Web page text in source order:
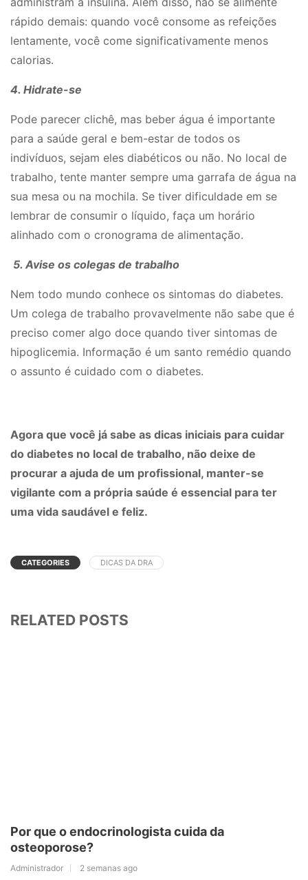
rápido demais: quando você consome as refeições
lentamente, você come significativamente menos
calorias.
4. Hidrate-se
Pode parecer clichê, mas beber água é importante
para a saúde geral e bem-estar de todos os
indivíduos, sejam eles diabéticos ou não. No local de
trabalho, tente manter sempre uma garrafa de água na
sua mesa ou na mochila. Se tiver dificuldade em se
lembrar de consumir o líquido, faça um horário
alinhado com o cronograma de alimentação.
5. Avise os colegas de trabalho
Nem todo mundo conhece os sintomas do diabetes.
Um colega de trabalho provavelmente não sabe que é
preciso comer algo doce quando tiver sintomas de
hipoglicemia. Informação é um santo remédio quando
o assunto é cuidado com o diabetes.
Agora que você já sabe as dicas iniciais para cuidar
do diabetes no local de trabalho, não deixe de
procurar a ajuda de um profissional, manter-se
vigilante com a própria saúde é essencial para ter
uma vida saudável e feliz.
CATEGORIES DICAS DA DRA
RELATED POSTS
Por que o endocrinologista cuida da
osteoporose?
Administrador 2 semanas ago